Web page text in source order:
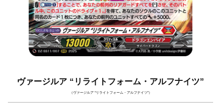
ヴァージルア “リライトフォーム・アルフナイツ”
（ヴァージルア “リライトフォーム・アルフナイツ”）